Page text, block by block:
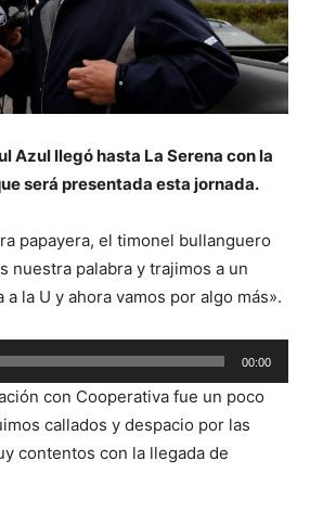
Azul llegó hasta La Serena con la
será presentada esta jornada.
papayera, el timonel bullanguero
nuestra palabra y trajimos a un
la U y ahora vamos por algo más».
00:00
con Cooperativa fue un poco
callados y despacio por las
contentos con la llegada de